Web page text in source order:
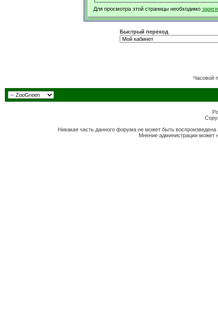
Для просмотра этой страницы необходимо
Быстрый переход
Часовой
Никакая часть данного форума не может быть
Мнение администрации может